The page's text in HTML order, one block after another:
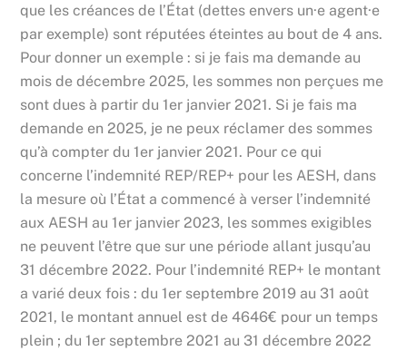
que les créances de l’État (dettes envers un·e agent·e
par exemple) sont réputées éteintes au bout de 4 ans.
Pour donner un exemple : si je fais ma demande au
mois de décembre 2025, les sommes non perçues me
sont dues à partir du 1er janvier 2021. Si je fais ma
demande en 2025, je ne peux réclamer des sommes
qu’à compter du 1er janvier 2021. Pour ce qui
concerne l’indemnité REP/REP+ pour les AESH, dans
la mesure où l’État a commencé à verser l’indemnité
aux AESH au 1er janvier 2023, les sommes exigibles
ne peuvent l’être que sur une période allant jusqu’au
31 décembre 2022. Pour l’indemnité REP+ le montant
a varié deux fois : du 1er septembre 2019 au 31 août
2021, le montant annuel est de 4646€ pour un temps
plein ; du 1er septembre 2021 au 31 décembre 2022